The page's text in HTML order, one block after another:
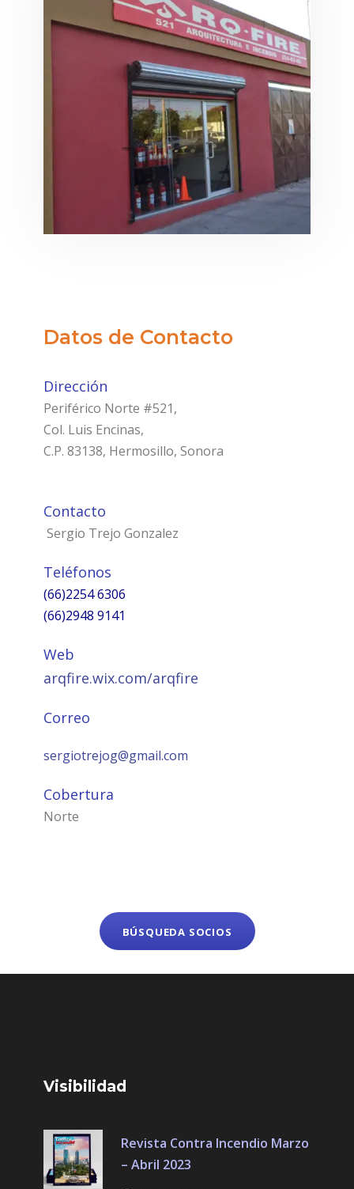
Datos de Contacto
Dirección
Periférico Norte #521,
Col. Luis Encinas,
C.P. 83138, Hermosillo, Sonora
Contacto
Sergio Trejo Gonzalez
Teléfonos
(66)2254 6306
(66)2948 9141
Web
arqfire.wix.com/arqfire
Correo
sergiotrejog@gmail.com
Cobertura
Norte
BÚSQUEDA SOCIOS
Visibilidad
Revista Contra Incendio Marzo
– Abril 2023